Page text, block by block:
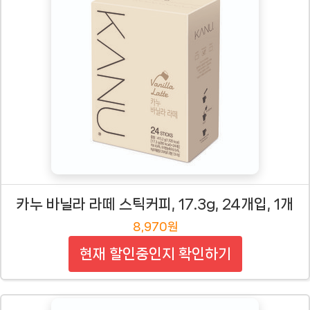
카누 바닐라 라떼 스틱커피, 17.3g, 24개입, 1개
8,970원
현재 할인중인지 확인하기